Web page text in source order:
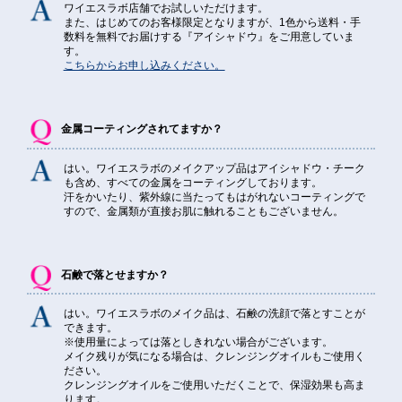
ワイエスラボ店舗でお試しいただけます。
また、はじめてのお客様限定となりますが、1色から送料・手
数料を無料でお届けする『アイシャドウ』をご用意していま
す。
こちらからお申し込みください。
金属コーティングされてますか？
はい。ワイエスラボのメイクアップ品はアイシャドウ・チーク
も含め、すべての金属をコーティングしております。
汗をかいたり、紫外線に当たってもはがれないコーティングで
すので、金属類が直接お肌に触れることもございません。
石鹸で落とせますか？
はい。ワイエスラボのメイク品は、石鹸の洗顔で落とすことが
できます。
※使用量によっては落としきれない場合がございます。
メイク残りが気になる場合は、クレンジングオイルもご使用く
ださい。
クレンジングオイルをご使用いただくことで、保湿効果も高ま